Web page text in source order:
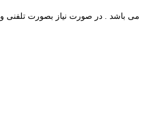
باشد . در صورت نیاز بصورت تلفنی